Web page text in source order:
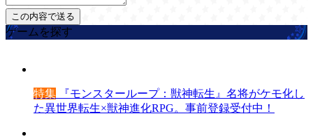
ゲームを探す
特集 『モンスターループ：獣神転生』名将がケモ化し
た異世界転生×獣神進化RPG。事前登録受付中！